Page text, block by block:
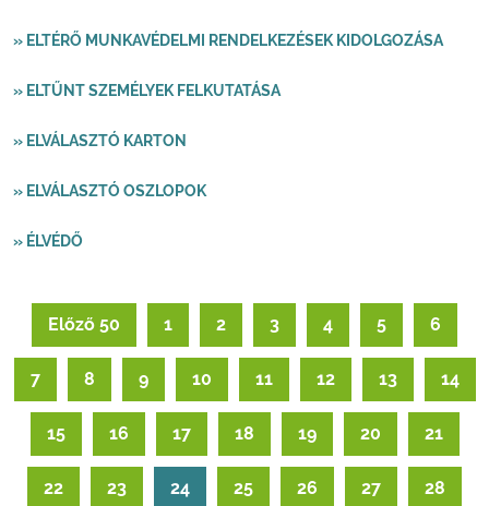
» ELTÉRŐ MUNKAVÉDELMI RENDELKEZÉSEK KIDOLGOZÁSA
» ELTŰNT SZEMÉLYEK FELKUTATÁSA
» ELVÁLASZTÓ KARTON
» ELVÁLASZTÓ OSZLOPOK
» ÉLVÉDŐ
Előző 50 1 2 3 4 5 6
7 8 9 10 11 12 13 14
15 16 17 18 19 20 21
22 23 24 25 26 27 28